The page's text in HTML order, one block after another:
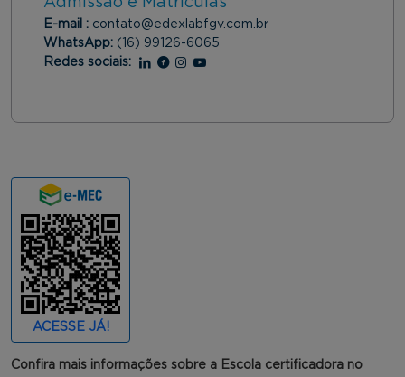
E-mail : contato@edexlabfgv.com.br
WhatsApp: (16) 99126-6065
Redes sociais:
Linkedin
Facebook
Instagram
ACESSE JÁ!
Confira mais informações sobre a Escola certificadora no